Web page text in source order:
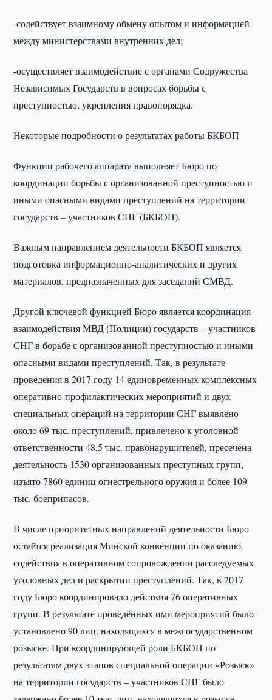
-содействует взаимному обмену опытом и информацией
между министерствами внутренних дел;
-осуществляет взаимодействие с органами Содружества
Независимых Государств в вопросах борьбы с
преступностью, укрепления правопорядка.
Некоторые подробности о результатах работы БКБОП
Функции рабочего аппарата выполняет Бюро по
координации борьбы с организованной преступностью и
иными опасными видами преступлений на территории
государств – участников СНГ (БКБОП).
Важным направлением деятельности БКБОП является
подготовка информационно-аналитических и других
материалов, предназначенных для заседаний СМВД.
Другой ключевой функцией Бюро является координация
взаимодействия МВД (Полиции) государств – участников
СНГ в борьбе с организованной преступностью и иными
опасными видами преступлений. Так, в результате
проведения в 2017 году 14 единовременных комплексных
оперативно-профилактических мероприятий и двух
специальных операций на территории СНГ выявлено
около 69 тыс. преступлений, привлечено к уголовной
ответственности 48,5 тыс. правонарушителей, пресечена
деятельность 1530 организованных преступных групп,
изъято 7860 единиц огнестрельного оружия и более 109
тыс. боеприпасов.
В числе приоритетных направлений деятельности Бюро
остаётся реализация Минской конвенции по оказанию
содействия в оперативном сопровождении расследуемых
уголовных дел и раскрытии преступлений. Так, в 2017
году Бюро координировало действия 76 оперативных
групп. В результате проведённых ими мероприятий было
установлено 90 лиц, находящихся в межгосударственном
розыске. При координирующей роли БКБОП по
результатам двух этапов специальной операции «Розыск»
на территории государств – участников СНГ было